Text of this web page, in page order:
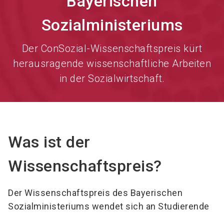
Sozialministeriums
Der ConSozial-Wissenschaftspreis kürt
herausragende wissenschaftliche Arbeiten
in der Sozialwirtschaft.
Was ist der
Wissenschaftspreis?
Der Wissenschaftspreis des Bayerischen
Sozialministeriums wendet sich an Studierende